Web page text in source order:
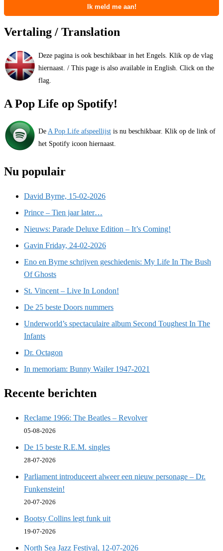
Vertaling / Translation
Deze pagina is ook beschikbaar in het Engels. Klik op de vlag
hiernaast. / This page is also available in English. Click on the
flag.
A Pop Life op Spotify!
De A Pop Life afspeellijst is nu beschikbaar. Klik op de link of
het Spotify icoon hiernaast.
Nu populair
David Byrne, 15-02-2026
Prince – Tien jaar later…
Nieuws: Parade Deluxe Edition – It’s Coming!
Gavin Friday, 24-02-2026
Eno en Byrne schrijven geschiedenis: My Life In The Bush
Of Ghosts
St. Vincent – Live In London!
De 25 beste Doors nummers
Underworld’s spectaculaire album Second Toughest In The
Infants
Dr. Octagon
In memoriam: Bunny Wailer 1947-2021
Recente berichten
Reclame 1966: The Beatles – Revolver
05-08-2026
De 15 beste R.E.M. singles
28-07-2026
Parliament introduceert alweer een nieuw personage – Dr.
Funkenstein!
20-07-2026
Bootsy Collins legt funk uit
19-07-2026
North Sea Jazz Festival, 12-07-2026